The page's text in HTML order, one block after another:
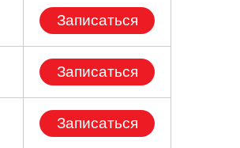
Записаться
Записаться
Записаться